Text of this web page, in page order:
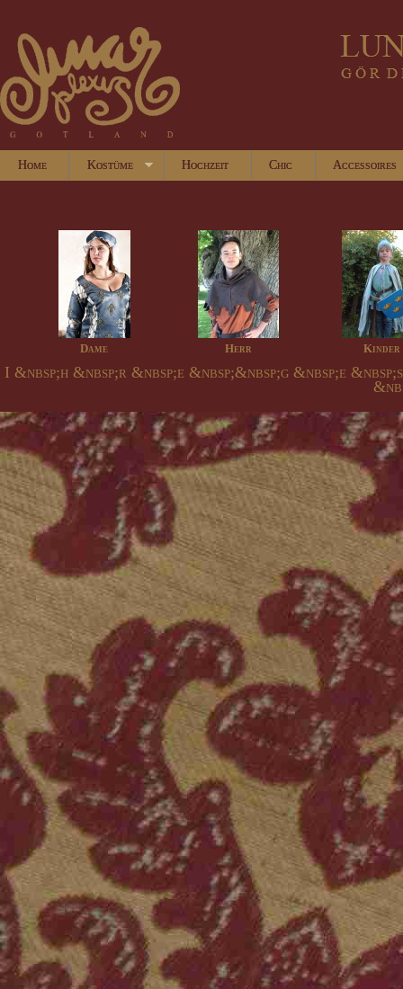
Home Kostüme Hochzeit Chic Accessoires
Dame Herr Kinder
I &nbsp;h &nbsp;r &nbsp;e &nbsp;&nbsp;g &nbsp;e